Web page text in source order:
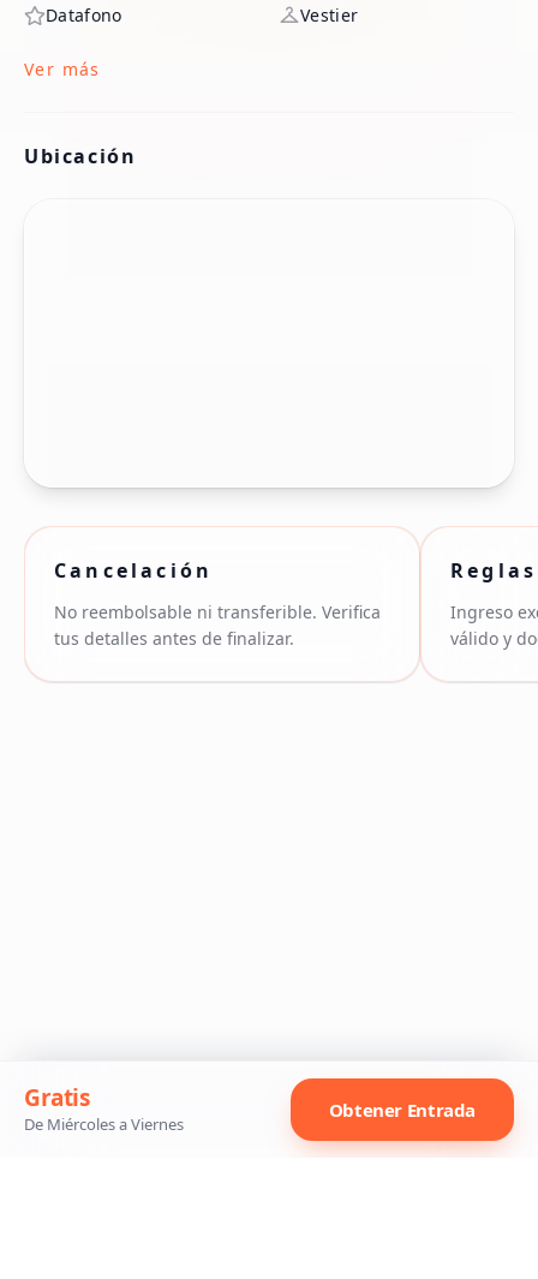
Datafono Vestier
Ver más
Ubicación
Cancelación
No reembolsable ni transferible. Verifica
tus detalles antes de finalizar.
Reglas
Ingreso
válido y
Gratis
De Miércoles a Viernes
Obtener Entrada